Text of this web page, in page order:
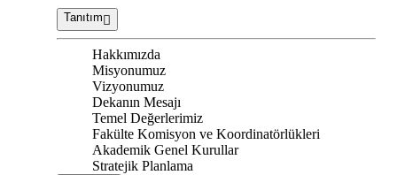
Tanıtım
Hakkımızda
Misyonumuz
Vizyonumuz
Dekanın Mesajı
Temel Değerlerimiz
Fakülte Komisyon ve Koordinatörlükleri
Akademik Genel Kurullar
Stratejik Planlama